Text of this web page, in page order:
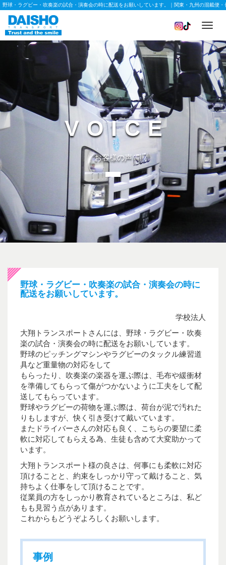
野球・ラグビー・吹奏楽の試合・演奏会の時に配送をお願いしています。｜関東・九州の混載便
VOICE
お客様の声
野球・ラグビー・吹奏楽の試合・演奏会の時に
配送をお願いしています。
学校法人
大翔トランスポートさんには、野球・ラグビー・吹奏
楽の試合・演奏会の時に配送をお願いしています。
野球のピッチングマシンやラグビーのタックル練習道
具など重量物の対応をして
もらったり、吹奏楽の楽器を運ぶ際は、毛布や緩衝材
を準備してもらって傷がつかないように工夫をして配
送してもらっています。
野球やラグビーの荷物を運ぶ際は、荷台が泥で汚れた
りもしますが、快く引き受けて戴いています。
またドライバーさんの対応も良く、こちらの要望に柔
軟に対応してもらえる為、生徒も含めて大変助かって
います。
大翔トランスポート様の良さは、何事にも柔軟に対応
頂けることと、約束をしっかり守って戴けること、気
持ちよく仕事をして頂けることです。
従業員の方をしっかり教育されているところは、私ど
もも見習う点があります。
これからもどうぞよろしくお願いします。
事例